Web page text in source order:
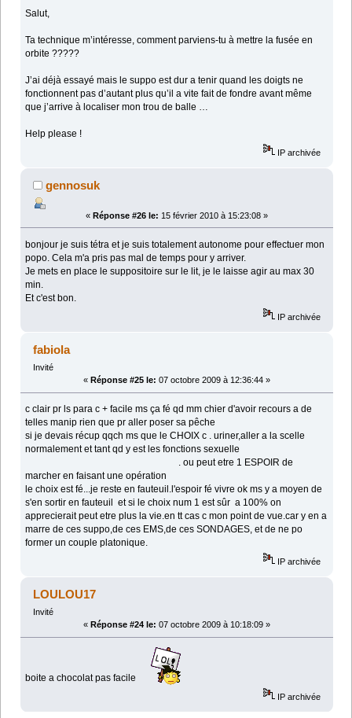
Salut,
Ta technique m’intéresse, comment parviens-tu à mettre la fusée en
orbite ?????
J’ai déjà essayé mais le suppo est dur a tenir quand les doigts ne
fonctionnent pas d’autant plus qu’il a vite fait de fondre avant même
que j’arrive à localiser mon trou de balle …
Help please !
IP archivée
gennosuk
« Réponse #26 le: 15 février 2010 à 15:23:08 »
bonjour je suis tétra et je suis totalement autonome pour effectuer mon
popo. Cela m'a pris pas mal de temps pour y arriver.
Je mets en place le suppositoire sur le lit, je le laisse agir au max 30
min.
Et c'est bon.
IP archivée
fabiola
Invité
« Réponse #25 le: 07 octobre 2009 à 12:36:44 »
c clair pr ls para c + facile ms ça fé qd mm chier d'avoir recours a de
telles manip rien que pr aller poser sa pêche
si je devais récup qqch ms que le CHOIX c . uriner,aller a la scelle
normalement et tant qd y est les fonctions sexuelle
. ou peut etre 1 ESPOIR de
marcher en faisant une opération
le choix est fé...je reste en fauteuil.l'espoir fé vivre ok ms y a moyen de
s'en sortir en fauteuil et si le choix num 1 est sûr a 100% on
apprecierait peut etre plus la vie.en tt cas c mon point de vue.car y en a
marre de ces suppo,de ces EMS,de ces SONDAGES, et de ne po
former un couple platonique.
IP archivée
LOULOU17
Invité
« Réponse #24 le: 07 octobre 2009 à 10:18:09 »
boite a chocolat pas facile
IP archivée